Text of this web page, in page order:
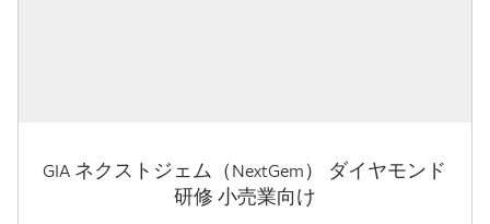
GIA ネクストジェム（NextGem） ダイヤモンド
研修 小売業向け